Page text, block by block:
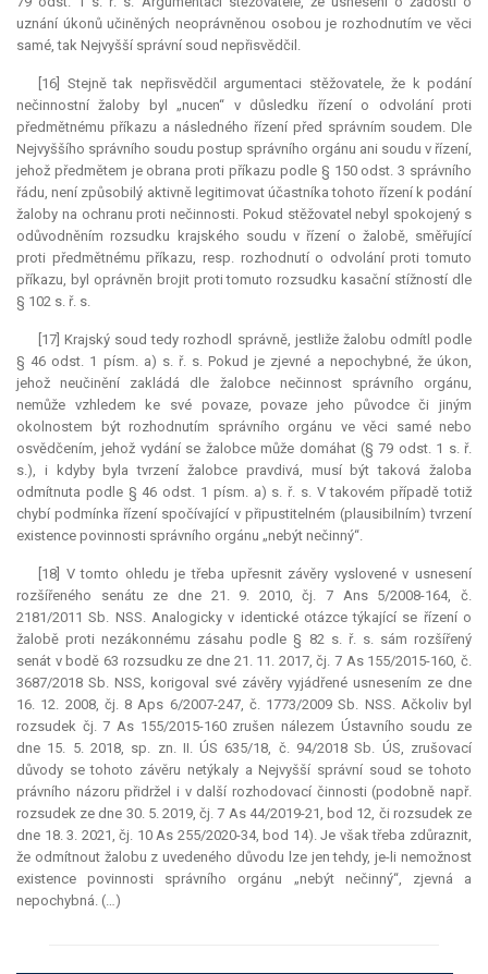
uznání úkonů učiněných neoprávněnou osobou je rozhodnutím ve věci
samé, tak Nejvyšší správní soud nepřisvědčil.
[16] Stejně tak nepřisvědčil argumentaci stěžovatele, že k podání
nečinnostní žaloby byl „nucen“ v důsledku řízení o odvolání proti
předmětnému příkazu a následného řízení před správním soudem. Dle
Nejvyššího správního soudu postup správního orgánu ani soudu v řízení,
jehož předmětem je obrana proti příkazu podle § 150 odst. 3 správního
řádu, není způsobilý aktivně legitimovat účastníka tohoto řízení k podání
žaloby na ochranu proti nečinnosti. Pokud stěžovatel nebyl spokojený s
odůvodněním rozsudku krajského soudu v řízení o žalobě, směřující
proti předmětnému příkazu, resp. rozhodnutí o odvolání proti tomuto
příkazu, byl oprávněn brojit proti tomuto rozsudku kasační stížností dle
§ 102 s. ř. s.
[17] Krajský soud tedy rozhodl správně, jestliže žalobu odmítl podle
§ 46 odst. 1 písm. a) s. ř. s. Pokud je zjevné a nepochybné, že úkon,
jehož neučinění zakládá dle žalobce nečinnost správního orgánu,
nemůže vzhledem ke své povaze, povaze jeho původce či jiným
okolnostem být rozhodnutím správního orgánu ve věci samé nebo
osvědčením, jehož vydání se žalobce může domáhat (§ 79 odst. 1 s. ř.
s.), i kdyby byla tvrzení žalobce pravdivá, musí být taková žaloba
odmítnuta podle § 46 odst. 1 písm. a) s. ř. s. V takovém případě totiž
chybí podmínka řízení spočívající v připustitelném (plausibilním) tvrzení
existence povinnosti správního orgánu „nebýt nečinný“.
[18] V tomto ohledu je třeba upřesnit závěry vyslovené v usnesení
rozšířeného senátu ze dne 21. 9. 2010, čj. 7 Ans 5/2008-164, č.
2181/2011 Sb. NSS. Analogicky v identické otázce týkající se řízení o
žalobě proti nezákonnému zásahu podle § 82 s. ř. s. sám rozšířený
senát v bodě 63 rozsudku ze dne 21. 11. 2017, čj. 7 As 155/2015-160, č.
3687/2018 Sb. NSS, korigoval své závěry vyjádřené usnesením ze dne
16. 12. 2008, čj. 8 Aps 6/2007-247, č. 1773/2009 Sb. NSS. Ačkoliv byl
rozsudek čj. 7 As 155/2015-160 zrušen nálezem Ústavního soudu ze
dne 15. 5. 2018, sp. zn. II. ÚS 635/18, č. 94/2018 Sb. ÚS, zrušovací
důvody se tohoto závěru netýkaly a Nejvyšší správní soud se tohoto
právního názoru přidržel i v další rozhodovací činnosti (podobně např.
rozsudek ze dne 30. 5. 2019, čj. 7 As 44/2019-21, bod 12, či rozsudek ze
dne 18. 3. 2021, čj. 10 As 255/2020-34, bod 14). Je však třeba zdůraznit,
že odmítnout žalobu z uvedeného důvodu lze jen tehdy, je-li nemožnost
existence povinnosti správního orgánu „nebýt nečinný“, zjevná a
nepochybná. (…)